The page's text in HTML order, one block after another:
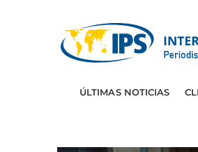
ÚLTIMAS NOTICIAS